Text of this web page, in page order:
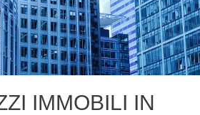
IMMOBILI IN